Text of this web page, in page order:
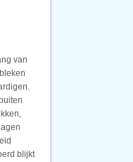
van
blijkt